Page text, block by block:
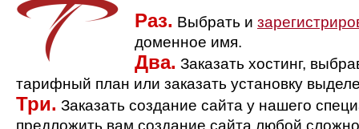
Раз. Выбрать и
доменное имя.
Два. Заказать хостинг,
тарифный план или заказать установку
Три. Заказать создание сайта у нашего
предложить вам создание сайта любой